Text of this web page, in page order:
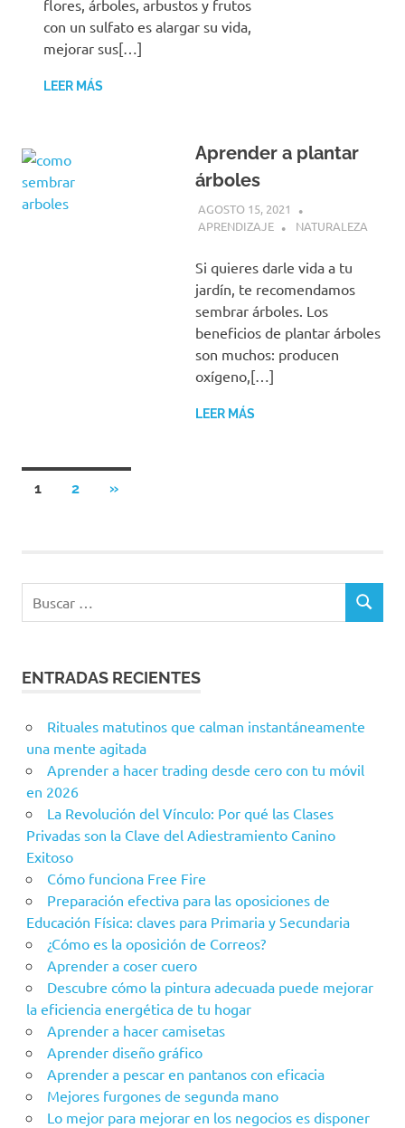
flores, árboles, arbustos y frutos
con un sulfato es alargar su vida,
mejorar sus[…]
LEER MÁS
Aprender a plantar
árboles
AGOSTO 15, 2021
APRENDIZAJE
NATURALEZA
Si quieres darle vida a tu
jardín, te recomendamos
sembrar árboles. Los
beneficios de plantar árboles
son muchos: producen
oxígeno,[…]
LEER MÁS
Paginación
1 2
SIGUIENTES
»
ENTRADAS RECIENTES
Rituales matutinos que calman instantáneamente
una mente agitada
Aprender a hacer trading desde cero con tu móvil
en 2026
La Revolución del Vínculo: Por qué las Clases
Privadas son la Clave del Adiestramiento Canino
Exitoso
Cómo funciona Free Fire
Preparación efectiva para las oposiciones de
Educación Física: claves para Primaria y Secundaria
¿Cómo es la oposición de Correos?
Aprender a coser cuero
Descubre cómo la pintura adecuada puede mejorar
la eficiencia energética de tu hogar
Aprender a hacer camisetas
Aprender diseño gráfico
Aprender a pescar en pantanos con eficacia
Mejores furgones de segunda mano
Lo mejor para mejorar en los negocios es disponer